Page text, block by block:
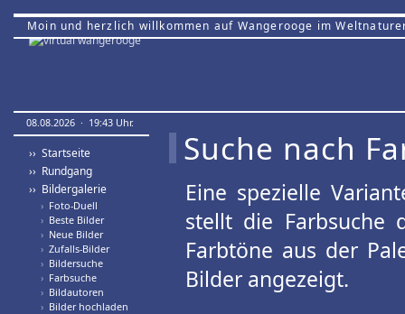
Moin und herzlich willkommen auf Wangerooge im
08.08.2026 · 19:43 Uhr.
›› Startseite
›› Rundgang
›› Bildergalerie
› Foto-Duell
› Beste Bilder
› Neue Bilder
› Zufalls-Bilder
› Bildersuche
› Farbsuche
› Bildautoren
› Bilder hochladen
Suche nach
Eine spezielle
stellt die Farbsuche
Farbtöne aus der
Bilder angezeigt.